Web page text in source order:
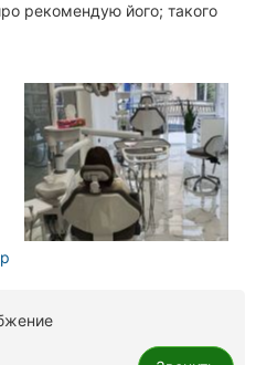
рекомендую його; такого